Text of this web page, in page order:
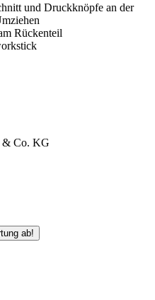
und Druckknöpfe an der
Rückenteil
& Co. KG
ab!